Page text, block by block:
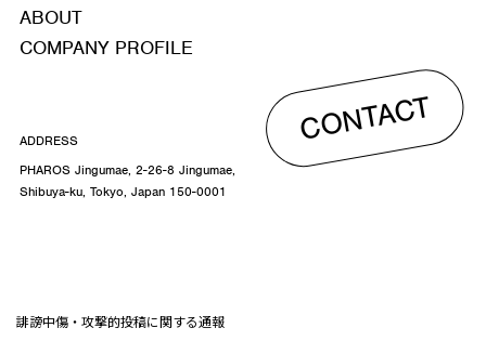
ABOUT
COMPANY PROFILE
CONTACT
ADDRESS
PHAROS Jingumae, 2-26-8 Jingumae,
Shibuya-ku, Tokyo, Japan 150-0001
誹謗中傷・攻撃的投稿に関する通報